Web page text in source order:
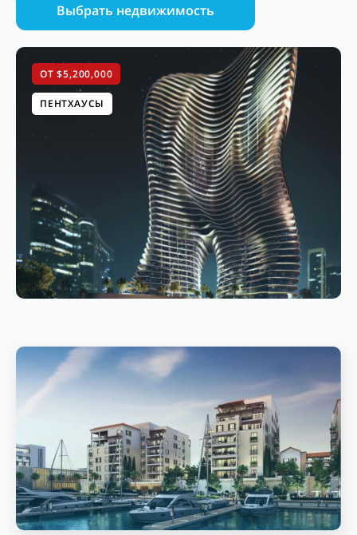
Выбрать недвижимость
ОТ $5,200,000
ПЕНТХАУСЫ